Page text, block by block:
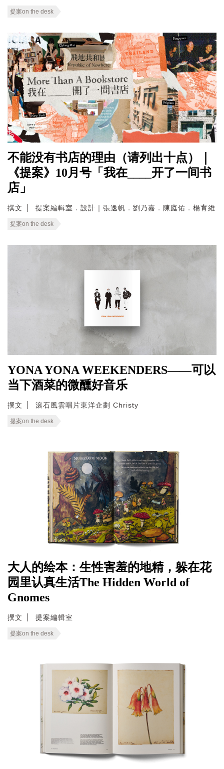
提案on the desk
不能没有书店的理由（请列出十点）｜
《提案》10月号「我在____开了一间书
店」
撰文 提案編輯室．設計｜張逸帆．劉乃嘉．陳庭佑．楊育維
提案on the desk
YONA YONA WEEKENDERS——可以
当下酒菜的微醺好音乐
撰文 滾石風雲唱片東洋企劃 Christy
提案on the desk
大人的绘本：生性害羞的地精，躲在花
园里认真生活The Hidden World of
Gnomes
撰文 提案編輯室
提案on the desk